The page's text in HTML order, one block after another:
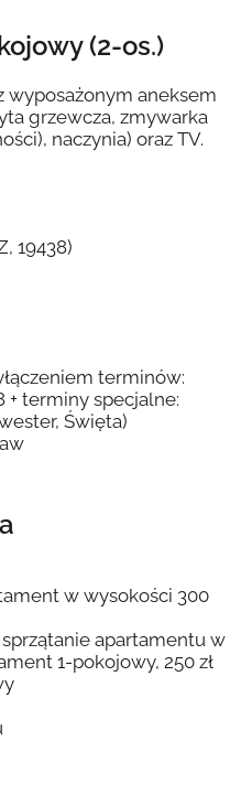
(2-os.)
wyposażonym aneksem
grzewcza, zmywarka
naczynia) oraz TV.
19438)
terminów:
+ terminy specjalne:
Święta)
w wysokości 300
apartamentu w
1-pokojowy, 250 zł